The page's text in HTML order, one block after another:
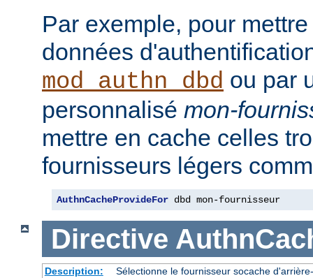
Par exemple, pour
données
mod_authn_dbd ou par
personnalisé mon-
mettre en cache celles
fournisseurs légers
AuthnCacheProvideFor dbd mon-fournisseur
Directive
Description:
Sélectionne le fournisseur socache